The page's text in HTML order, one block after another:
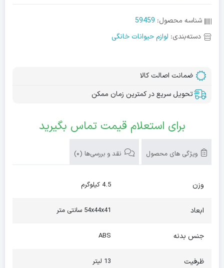
شناسه محصول: 59459
دسته‌بندی: لوازم حیوانات خانگی
ضمانت اصالت کالا
تحویل سریع در کمترین زمان ممکن
برای استعلام قیمت تماس بگیرید
ویژگی های محصول نقد و بررسی‌ها (0)
وزن 4.5 کیلوگرم
ابعاد 54x44x41 سانتی متر
جنس بدنه ABS
ظرفیت 13 لیتر